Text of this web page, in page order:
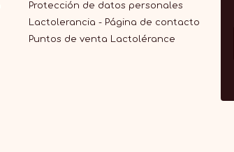
Protección de datos personales
Lactolerancia - Página de contacto
Puntos de venta Lactolérance